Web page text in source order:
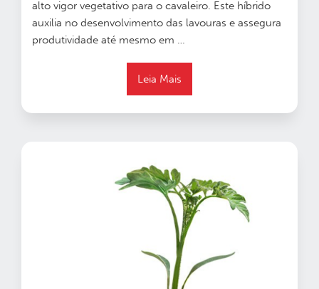
alto vigor vegetativo para o cavaleiro. Este híbrido
auxilia no desenvolvimento das lavouras e assegura
produtividade até mesmo em …
Leia Mais